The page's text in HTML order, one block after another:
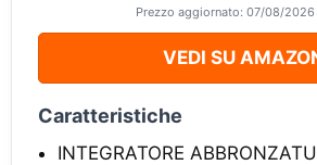
Prezzo aggiornato: 07/08/
VEDI SU
Caratteristiche
INTEGRATORE